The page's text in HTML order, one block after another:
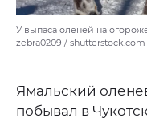
У выпаса оленей на
zebra0209 /
Ямальский
побывал в